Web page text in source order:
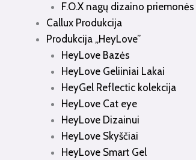
F.O.X nagų dizaino priemonės
Callux Produkcija
Produkcija „HeyLove”
HeyLove Bazės
HeyLove Geliiniai Lakai
HeyGel Reflectic kolekcija
HeyLove Cat eye
HeyLove Dizainui
HeyLove Skyščiai
HeyLove Smart Gel